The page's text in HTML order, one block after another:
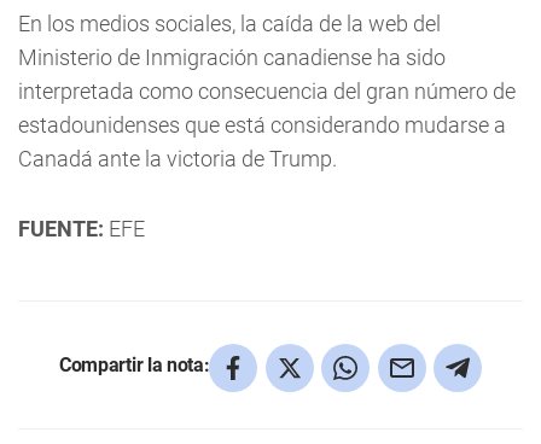
En los medios sociales, la caída de la web del
Ministerio de Inmigración canadiense ha sido
interpretada como consecuencia del gran número de
estadounidenses que está considerando mudarse a
Canadá ante la victoria de Trump.
FUENTE: EFE
Compartir la nota: